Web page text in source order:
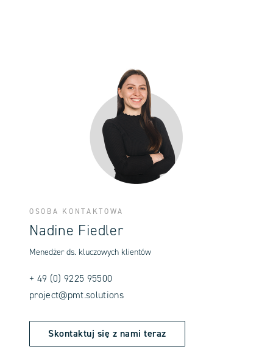
OSOBA KONTAKTOWA
Nadine Fiedler
Menedżer ds. kluczowych klientów
+ 49 (0) 9225 95500
project@pmt.solutions
Skontaktuj się z nami teraz